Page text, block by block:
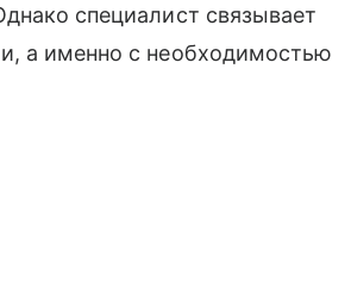
специалист связывает
а именно с необходимостью